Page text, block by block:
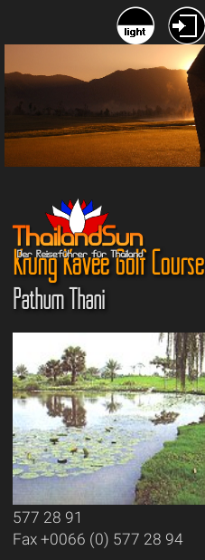
Krung Kavee Golf Course
Pathum Thani
577 28 91
Fax +0066 (0) 577 28 94